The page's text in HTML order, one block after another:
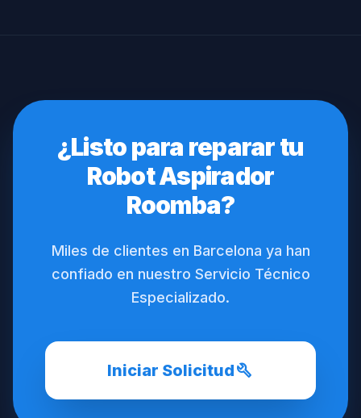
¿Listo para reparar tu
Robot Aspirador
Roomba?
Miles de clientes en Barcelona ya han
confiado en nuestro Servicio Técnico
Especializado.
Iniciar Solicitudbuild